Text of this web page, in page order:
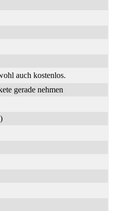
auch kostenlos.
gerade nehmen